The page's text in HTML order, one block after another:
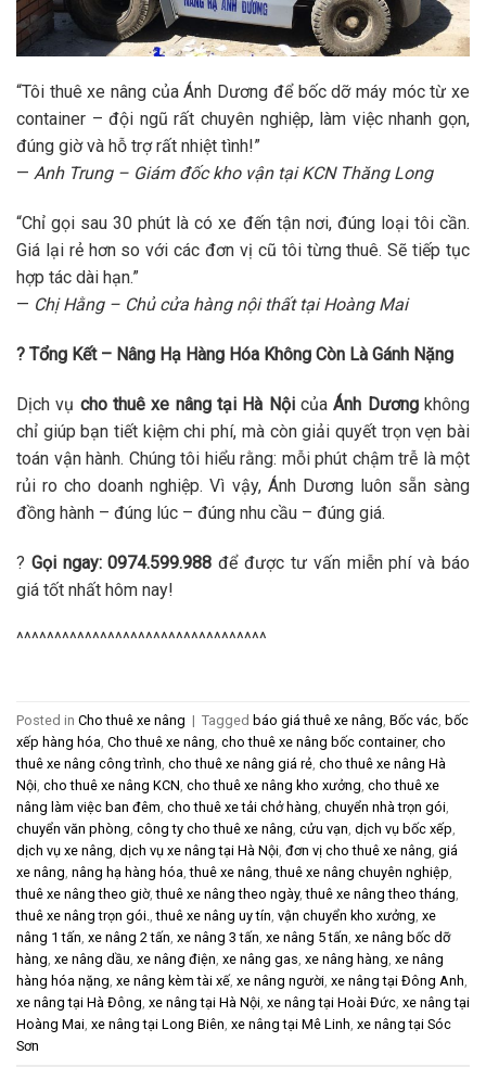
“Tôi thuê xe nâng của Ánh Dương để bốc dỡ máy móc từ xe
container – đội ngũ rất chuyên nghiệp, làm việc nhanh gọn,
đúng giờ và hỗ trợ rất nhiệt tình!”
— Anh Trung – Giám đốc kho vận tại KCN Thăng Long
“Chỉ gọi sau 30 phút là có xe đến tận nơi, đúng loại tôi cần.
Giá lại rẻ hơn so với các đơn vị cũ tôi từng thuê. Sẽ tiếp tục
hợp tác dài hạn.”
— Chị Hằng – Chủ cửa hàng nội thất tại Hoàng Mai
? Tổng Kết – Nâng Hạ Hàng Hóa Không Còn Là Gánh Nặng
Dịch vụ cho thuê xe nâng tại Hà NộicủaÁnh Dươngkhông
chỉ giúp bạn tiết kiệm chi phí, mà còn giải quyết trọn vẹn bài
toán vận hành. Chúng tôi hiểu rằng: mỗi phút chậm trễ là một
rủi ro cho doanh nghiệp. Vì vậy, Ánh Dương luôn sẵn sàng
đồng hành – đúng lúc – đúng nhu cầu – đúng giá.
? Gọi ngay: 0974.599.988 để được tư vấn miễn phí và báo
giá tốt nhất hôm nay!
^^^^^^^^^^^^^^^^^^^^^^^^^^^^^^^^^
Posted in Cho thuê xe nâng | Tagged báo giá thuê xe nâng Bốc vác bốc
xếp hàng hóa Cho thuê xe nâng cho thuê xe nâng bốc container, cho
thuê xe nâng công trình cho thuê xe nâng giá rẻ cho thuê xe nâng Hà
Nội cho thuê xe nâng KCN cho thuê xe nâng kho xưởng cho thuê xe
nâng làm việc ban đêm cho thuê xe tải chở hàng chuyển nhà trọn gói
chuyển văn phòng công ty cho thuê xe nâng cửu vạn dịch vụ bốc xếp
dịch vụ xe nâng dịch vụ xe nâng tại Hà Nội đơn vị cho thuê xe nâng giá
xe nâng nâng hạ hàng hóa ,thuê xe nâng ,thuê xe nâng chuyên nghiệp
thuê xe nâng theo giờ,thuê xe nâng theo ngày,thuê xe nâng theo tháng
thuê xe nâng trọn gói. ,thuê xe nâng uy tín vận chuyển kho xưởng xe
nâng 1 tấn xe nâng 2 tấn xe nâng 3 tấn xe nâng 5 tấn xe nâng bốc dỡ
hàng xe nâng dầu xe nâng điện xe nâng gas xe nâng hàng xe nâng
hàng hóa nặng xe nâng kèm tài xế, xe nâng người xe nâng tại Đông Anh
xe nâng tại Hà Đông xe nâng tại Hà Nội xe nâng tại Hoài Đức xe nâng tại
Hoàng Mai xe nâng tại Long Biên xe nâng tại Mê Linh xe nâng tại Sóc
Sơn